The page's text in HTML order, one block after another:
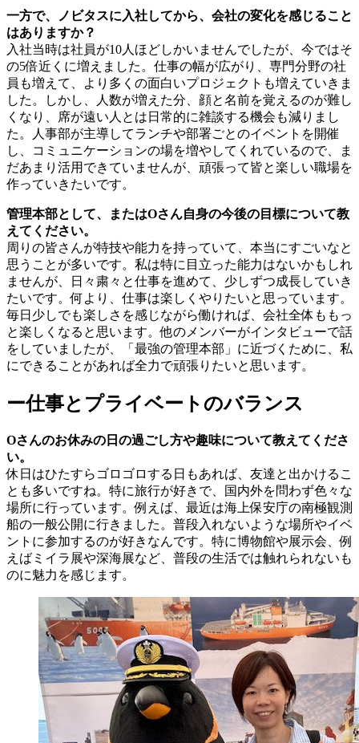
一方で、ノビタスに入社してから、会社の変化を感じること
はありますか？
入社当時は社員が10人ほどしかいませんでしたが、今ではそ
の5倍近くに増えました。仕事の幅が広がり、専門分野の社
員も増えて、より多くの面白いプロジェクトも増えていきま
した。しかし、人数が増えた分、顔と名前を覚えるのが難し
くなり、席が遠い人とは日常的に雑談する機会も減りまし
た。人事部が主導してランチや部署ごとのイベントを開催
し、コミュニケーションの場を増やしてくれているので、ま
だあまり活用できていませんが、頑張って皆と楽しい職場を
作っていきたいです。
管理本部として、またはOさん自身の今後の目標について教
えてください。
周りの皆さんが特技や能力を持っていて、本当にすごいなと
思うことが多いです。私は特に目立った能力はないかもしれ
ませんが、日々粛々と仕事を進めて、少しずつ成長していき
たいです。何より、仕事は楽しくやりたいと思っています。
毎日少しでも楽しさを感じながら働ければ、会社全体ももっ
と楽しくなると思います。他のメンバーがインタビューで話
をしていましたが、「最強の管理本部」に近づくために、私
にできることがあれば全力で頑張りたいと思います。
ー仕事とプライベートのバランス
Oさんのお休みの日の過ごし方や趣味について教えてくださ
い。
休日はひたすらゴロゴロする日もあれば、友達と出かけるこ
とも多いですね。特に旅行が好きで、国内外を問わず色々な
場所に行っています。例えば、最近は海上保安庁の南極観測
船の一般公開に行きました。普段入れないような場所やイベ
ントに参加するのが好きなんです。特に博物館や展示会、例
えばミイラ展や深海展など、普段の生活では触れられないも
のに魅力を感じます。